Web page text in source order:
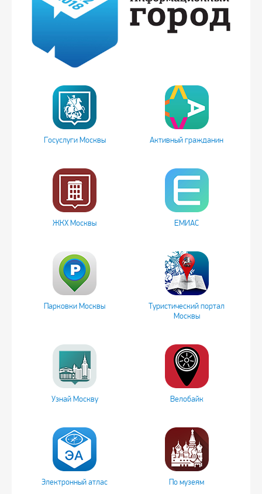
Госуслуги Москвы Активный гражданин
ЖКХ Москвы ЕМИАС
Парковки Москвы
Туристический портал
Москвы
Узнай Москву Велобайк
Электронный атлас По музеям